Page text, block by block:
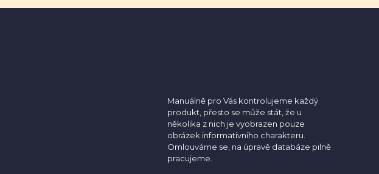
Manuálně pro Vás kontrolujeme každý
produkt, přesto se může stát, že u
několika z nich je vyobrazen pouze
obrázek informativního charakteru.
Omlouváme se, na úpravě databáze pilně
pracujeme.